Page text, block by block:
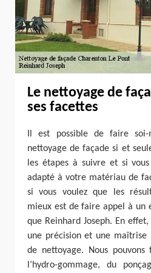
Le nettoyage de
ses facettes
Il est possible de faire
nettoyage de façade si et
les étapes à suivre et si
adapté à votre matériau de
si vous voulez que les
mieux est de faire appel à un
que Reinhard Joseph. En
une précision et une maîtrise
de nettoyage. Nous
l’hydro-gommage, du